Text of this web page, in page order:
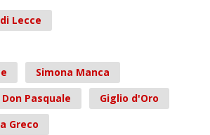
Lecce
Simona Manca
Don Pasquale
Giglio d'Oro
Greco